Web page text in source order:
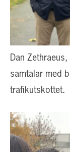
Dan
samtalar med
trafikutskottet.